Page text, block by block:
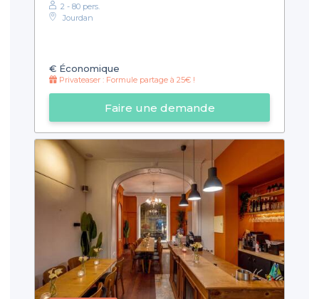
2 - 80 pers.
Jourdan
€ Économique
Privateaser : Formule partage à 25€ !
Faire une demande